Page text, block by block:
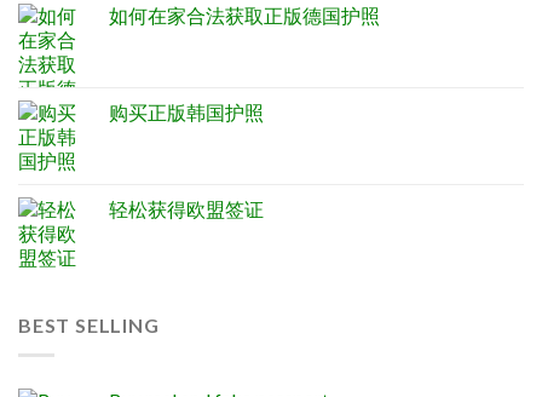
如何在家合法获取正版德国护照
购买正版韩国护照
轻松获得欧盟签证
BEST SELLING